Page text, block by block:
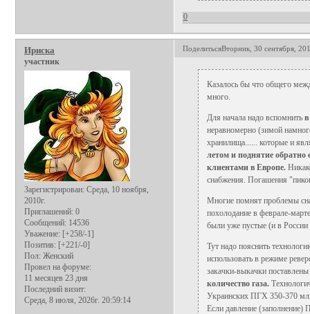
0
ПоделитьсяВторник, 30 сентября,
Ириска
участник
Зарегистрирован: Среда, 10 ноября,
2010г.
Приглашений: 0
Сообщений: 14536
Уважение: [+258/-1]
Позитив: [+221/-0]
Пол: Женский
Провел на форуме:
11 месяцев 23 дня
Последний визит:
Среда, 8 июля, 2026г. 20:59:14
Казалось бы что общего
много.
Для начала надо вспомнить
неравномерно (зимой
хранилища...... которые и
летом и поднятие обратно
клиентами в Европе.
снабжения. Погашения
Многие помнят проблемы
похолодание в феврале-
были уже пустые (и в России
Тут надо пояснить
использовать в режиме
закачки-выкачки
количество газа.
Украинских ПГХ 350-370
Если давление (заполнение)